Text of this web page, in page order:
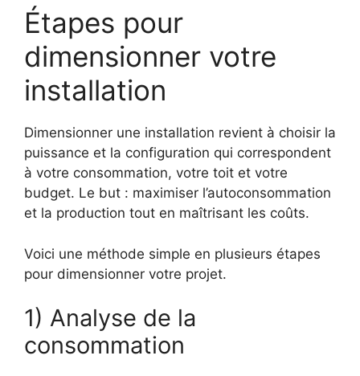
Étapes pour
dimensionner votre
installation
Dimensionner une installation revient à choisir la
puissance et la configuration qui correspondent
à votre consommation, votre toit et votre
budget. Le but : maximiser l’autoconsommation
et la production tout en maîtrisant les coûts.
Voici une méthode simple en plusieurs étapes
pour dimensionner votre projet.
1) Analyse de la
consommation